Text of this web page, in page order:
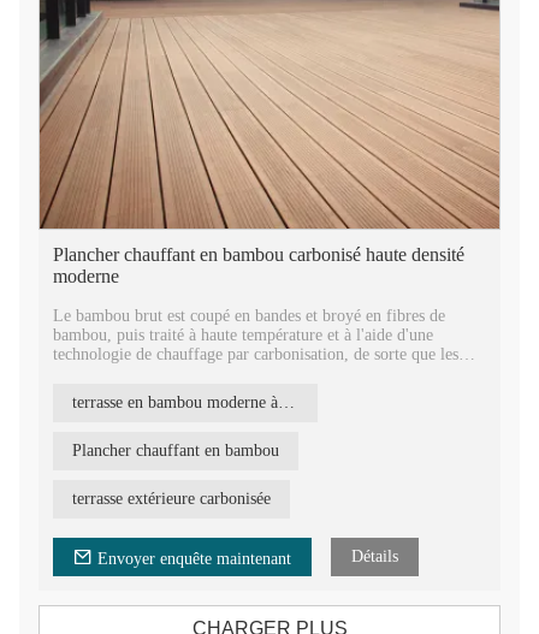
Plancher chauffant en bambou carbonisé haute densité
moderne
Le bambou brut est coupé en bandes et broyé en fibres de
bambou, puis traité à haute température et à l'aide d'une
technologie de chauffage par carbonisation, de sorte que les
Grâce aux techniques de pressage à chaud, les panneaux
deviennent très durables, durs et solides. Le panneau de
extérieures.
Il existe quatre options de conception de surface pour les
terrasses en bambou REBO : grandes vagues, petites vagues,
vous voulez.
Plancher chauffant en bambou
terrasse extérieure carbonisée
Envoyer enquête maintenant Détails
CHARGER PLUS